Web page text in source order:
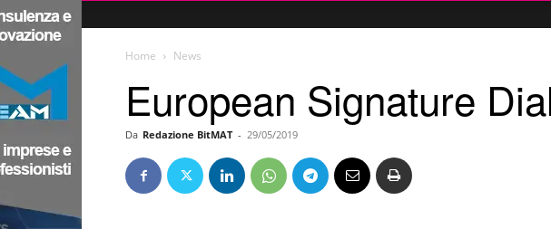
Home News
European Signature
Da Redazione BitMAT - 29/05/2019